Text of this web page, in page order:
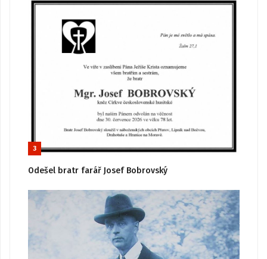
3
Odešel bratr farář Josef Bobrovský